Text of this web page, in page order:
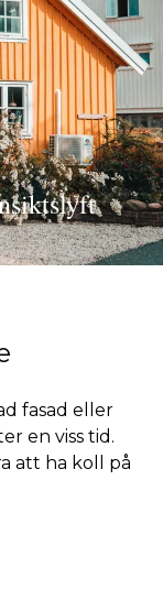
fasad eller
en viss tid.
att ha koll på